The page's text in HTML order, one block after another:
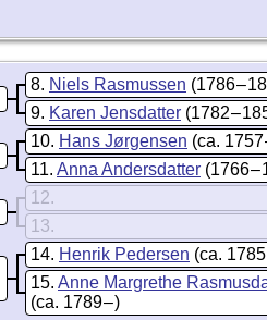
8 Niels Rasmussen (1786 –
9 Karen Jensdatter (1782 –
10 Hans Jørgensen (ca. 1757
11 Anna Andersdatter (1766 –
12
13
14 Henrik Pedersen (ca.
15 Anne Margrethe
(ca. 1789 – )